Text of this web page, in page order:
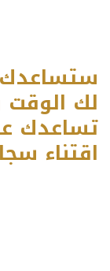
ستساعدك
لك الوقت
تساعدك
اقتناء